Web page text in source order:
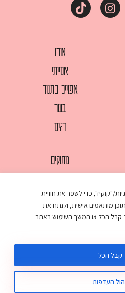
"קוקיז", כדי לשפר את חוויית
מותאמים אישית, ולנתח את
קבל הכל או המשך השימוש באתר
העדפות
קבל הכל
אורז
אסייתי
אפויים בתנור
בשר
דגים
מתוקים
עוגות
עוף
| עיצוב ובניית אתר